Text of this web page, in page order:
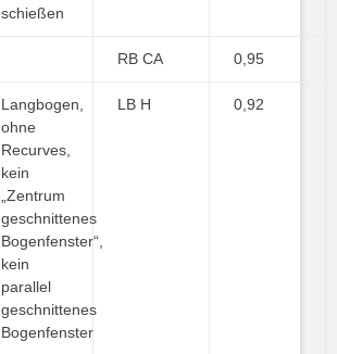
schießen
RB CA 0,95
Langbogen,
ohne
Recurves,
kein
„Zentrum
geschnittenes
Bogenfenster“,
kein
parallel
geschnittenes
Bogenfenster
LB H 0,92